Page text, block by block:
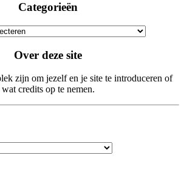
Categorieën
Over deze site
zijn om jezelf en je site te introduceren of
wat credits op te nemen.